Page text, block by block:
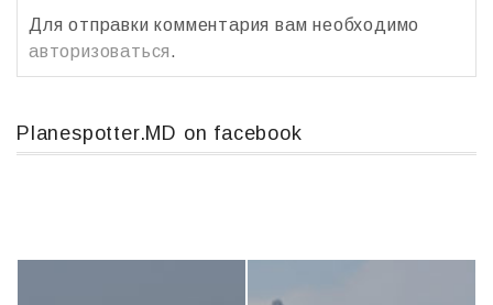
Для отправки комментария вам необходимо
авторизоваться.
Planespotter.MD on facebook